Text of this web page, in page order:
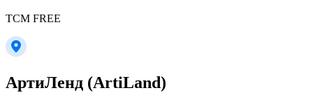
TCM FREE
АртиЛенд (ArtiLand)